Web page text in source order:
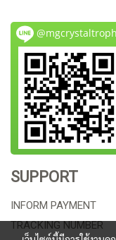
SUPPORT
INFORM PAYMENT
TRACKING NUMBER